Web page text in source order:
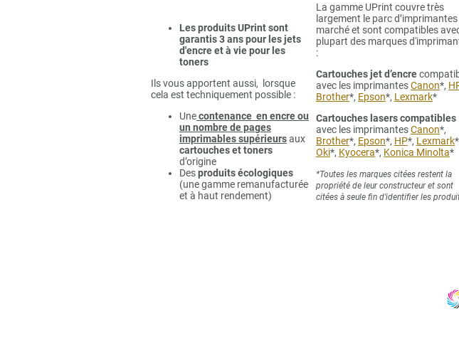
Les produits UPrint sont
garantis 3 ans pour les jets
d'encre et à vie pour les
toners
Ils vous apportent aussi, lorsque
cela est techniquement possible :
Unecontenance en encre ou
un nombre de pages
imprimables supérieursaux
cartouches et toners
d’origine
Desproduits écologiques
(une gamme remanufacturée
et à haut rendement)
La gamme UPrint couvre très
largement le parc
marché et sont compatibles
plupart des marques
:
Cartouches jet d’encre
avec les imprimantesCanon*,
Brother*, Epson*, Lexmark*
Cartouches lasers compatibles
avec les imprimantesCanon*,
Brother*, Epson*, HP*, Lexmark
Oki*, Kyocera*, Konica Minolta*
*Toutes les marques citées restent la
propriété de leur constructeur et sont
citées à seule fin d’identifier les